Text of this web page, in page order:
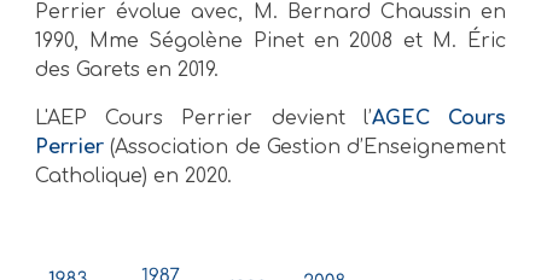
Perrier évolue avec, M. Bernard Chaussin en
1990, Mme Ségolène Pinet en 2008 et M. Éric
des Garets en 2019.
L'AEP Cours Perrier devient l’AGEC Cours
Perrier (Association de Gestion d’Enseignement
Catholique) en 2020.